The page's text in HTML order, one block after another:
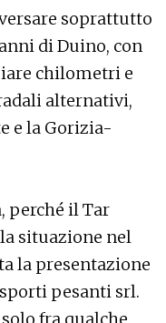
soprattutto
di Duino, con
chilometri e
alternativi,
e la Gorizia-
perché il Tar
situazione nel
la presentazione
pesanti srl.